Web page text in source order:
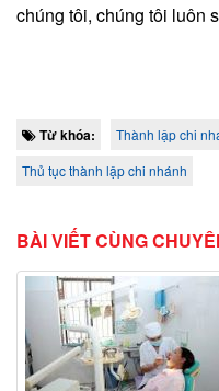
chúng tôi, chúng tôi luôn
Từ khóa:
Thành lập chi
Thủ tục thành lập chi nhánh
BÀI VIẾT CÙNG